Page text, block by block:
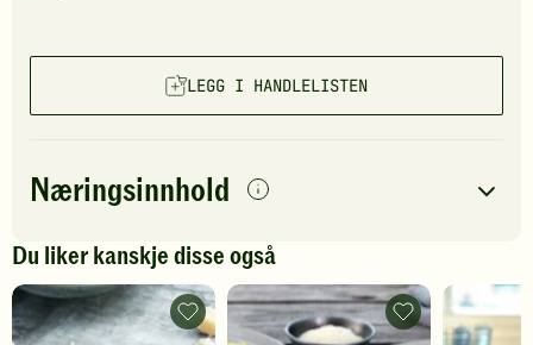
LEGG I HANDLELISTEN
Næringsinnhold
per porsjon
Navn på
næringsstoffetantall
Energi 611
kcal
Du liker kanskje disse også
Ravioli
med
Hjemmelaget
ravioli